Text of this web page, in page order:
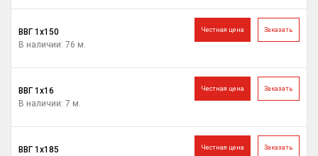
Заказать
Честная цена
ВВГ 1х150
В наличии: 76 м.
Заказать
Честная цена
ВВГ 1х16
В наличии: 7 м.
Заказать
Честная цена
ВВГ 1х185